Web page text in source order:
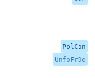
PolCon
UnfoFrDe